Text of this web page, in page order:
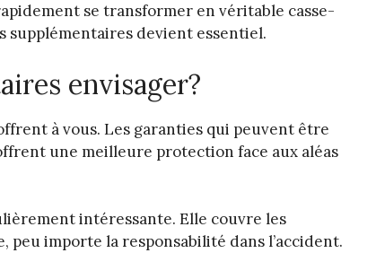
se transformer en véritable casse-
supplémentaires devient essentiel.
envisager?
à vous. Les garanties qui peuvent être
une meilleure protection face aux aléas
intéressante. Elle couvre les
peu importe la responsabilité dans l’accident.